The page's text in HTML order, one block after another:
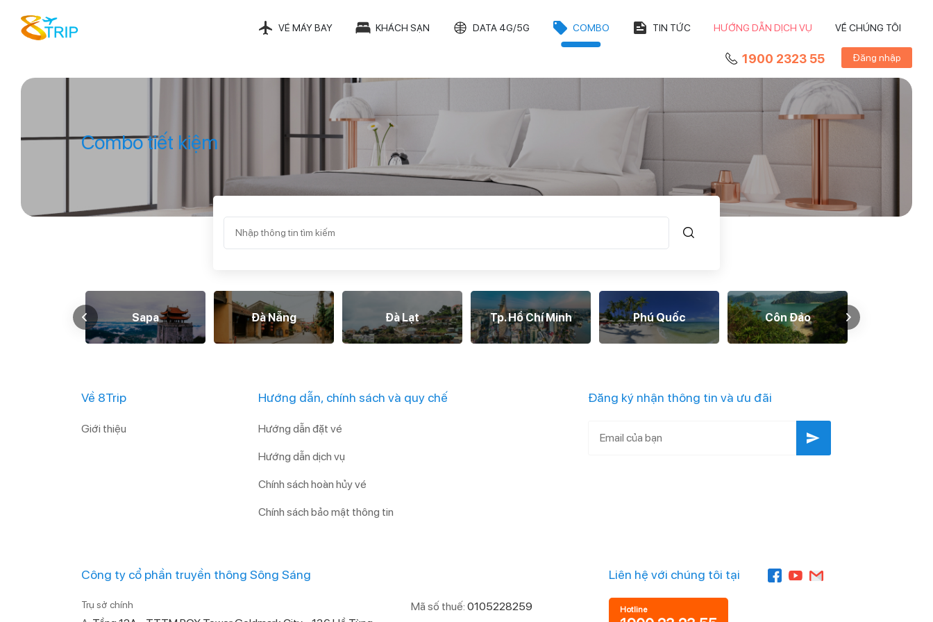
VÉ MÁY BAY KHÁCH SẠN DATA 4G/5G COMBO TIN TỨC HƯỚNG DẪN DỊCH VỤ VỀ CHÚNG TÔI
1900 2323 55 Đăng nhập
Combo tiết kiệm
Sapa Đà Nẵng Đà Lạt Tp. Hồ Chí Minh Phú Quốc Côn Đảo
Về 8Trip
Giới thiệu
Hướng dẫn, chính sách và quy chế
Hướng dẫn đặt vé
Hướng dẫn dịch vụ
Chính sách hoàn hủy vé
Chính sách bảo mật thông tin
Đăng ký nhận thông tin và ưu đãi
Công ty cổ phần truyền thông Sông Sáng
Trụ sở chính Mã số thuế: 0105228259
Liên hệ với chúng tôi tại
Hotline